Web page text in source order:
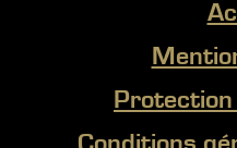
Protection